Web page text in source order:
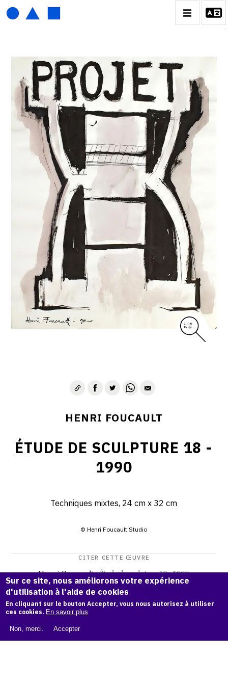
HENRI FOUCAULT
BIOGRAPHIE
CATALOGUE DES OEUVRES
01_SCULPTURE
02_PHOTOGRAPHIQUE
03_COLLAGES
04_DESSINS
05_MONOTYPE
CONTACT
HENRI FOUCAULT
ÉTUDE DE SCULPTURE 18 -
1990
Techniques mixtes, 24 cm x 32 cm
© Henri Foucault Studio
CITER CETTE ŒUVRE
Henri Foucault,Étude de sculpture 18 - 1990.
Catalogue raisonné Henri Foucault, OAM.
COPIER LA CITATION
Sur ce site, nous améliorons votre expérience
d'utilisation à l'aide de cookies
En cliquant sur le bouton Accepter, vous nous autorisez à utiliser
ces cookies. En savoir plus
Non, merci. Accepter